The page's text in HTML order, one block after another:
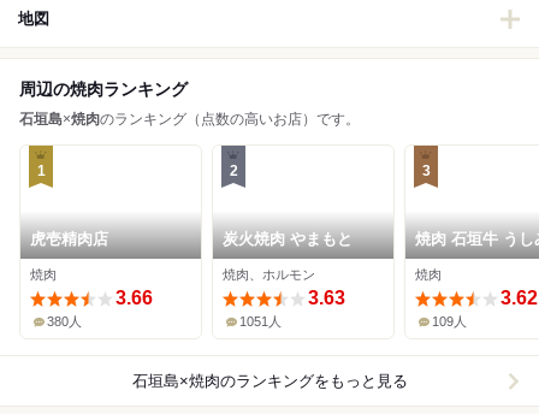
地図
周辺の焼肉ランキング
石垣島×焼肉のランキング（点数の高いお店）です。
1
虎壱精肉店
焼肉
3.66
380人
2
炭火焼肉 やまもと
焼肉、ホルモン
3.63
1051人
3
焼肉 石垣牛 うし
焼肉
3.62
109人
石垣島×焼肉のランキングをもっと見る